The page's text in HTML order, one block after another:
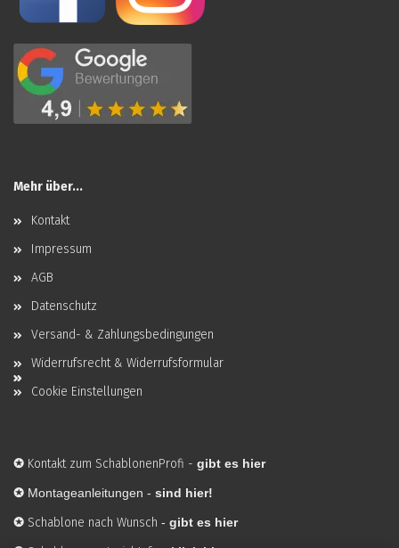
Mehr über...
Kontakt
Impressum
AGB
Datenschutz
Versand- & Zahlungsbedingungen
Widerrufsrecht & Widerrufsformular
Cookie Einstellungen
✪ Kontakt zum SchablonenProfi - gibt es hier
✪ Montageanleitungen - sind hier!
✪ Schablone nach Wunsch - gibt es hier